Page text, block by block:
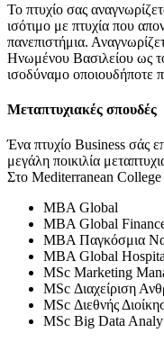
Το πτυχίο σας
ισότιμο με πτυχία που
πανεπιστήμια.
Ηνωμένου Βασιλείου ως
ισοδύναμο οποιουδήποτε
Μεταπτυχιακές σπουδές
Ένα πτυχίο Business σάς
μεγάλη ποικιλία
Στο Mediterranean College
MBA Global
MBA Global
MBA Παγκόσμια
MBA Global
MSc Marketing
MSc Διαχείριση
MSc Διεθνής
MSc Big Data